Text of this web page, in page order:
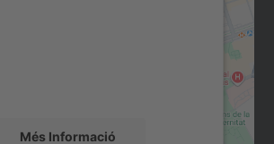
Més Informació